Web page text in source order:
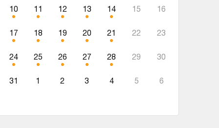
10 11 12 13 14 15 16
17 18 19 20 21 22 23
24 25 26 27 28 29 30
31 1 2 3 4 5 6